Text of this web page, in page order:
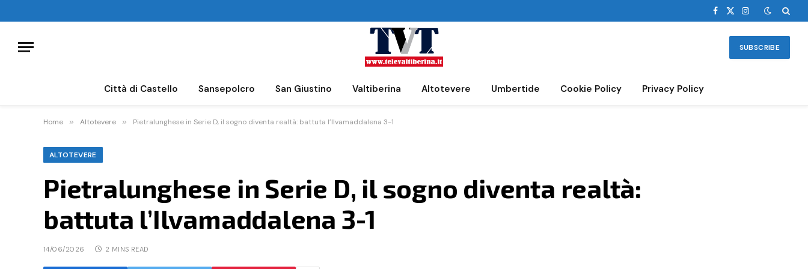
Facebook
X
Instagram
SUBSCRIBE
Città di Castello Sansepolcro San Giustino Valtiberina Altotevere Umbertide Cookie Policy Privacy Policy
Home » Altotevere » Pietralunghese in Serie D, il sogno diventa realtà: battuta l’Ilvamaddalena 3-1
ALTOTEVERE
Pietralunghese in Serie D, il sogno diventa realtà:
battuta l’Ilvamaddalena 3-1
14/06/2026 2 MINS READ